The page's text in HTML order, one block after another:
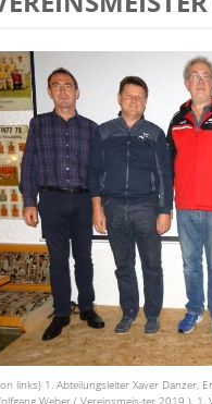
links) 1. Abteilungsleiter Xaver Danzer,